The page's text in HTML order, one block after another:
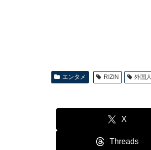
エンタメ RIZIN 外国人
X
Threads